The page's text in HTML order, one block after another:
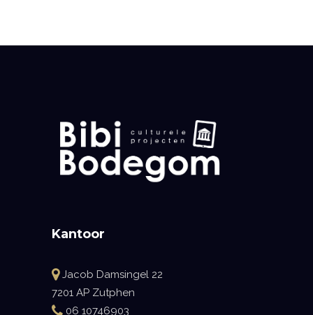
Kantoor
Jacob Damsingel 22
7201 AP Zutphen
06 10746903